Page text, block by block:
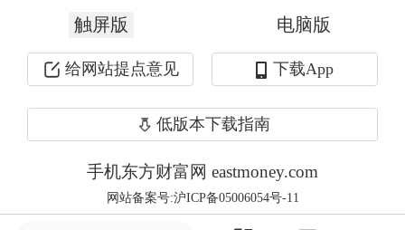
辽宁社会科学院产业经济研究所所长姜
瑞春表示，过去日韩垄断的大型LNG
领域，如今中国企业正在快速突破。特
别是绿色船舶领域，我国已经走在全球
触屏版 电脑版
给网站提点意见 下载App
低版本下载指南
手机东方财富网 eastmoney.com
网站备案号:沪ICP备05006054号-11